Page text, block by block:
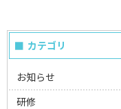
カテゴリ
お知らせ
研修